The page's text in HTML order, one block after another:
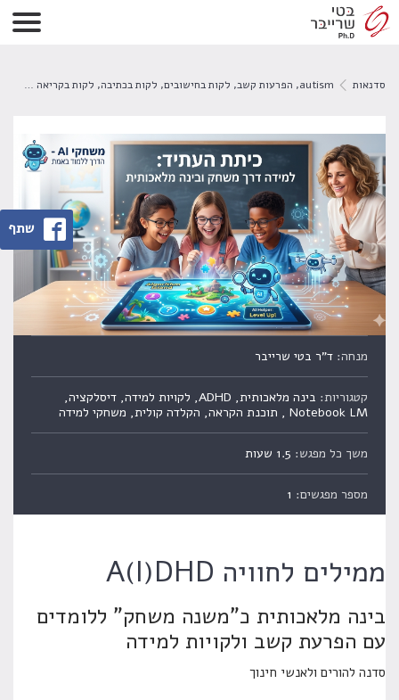
סדנאות autism
, הפרעות קשב, לקות בחישובים, לקות בכתיבה, לקות בקריאה
מנחה: ד"ר בטי שרייבר
קטגוריות:
בינה מלאכותית, ADHD, לקויות למידה, דיסלקציה,
Notebook LM , תוכנת הקראה, הקלדה קולית, משחקי למידה
משך כל מפגש: 1.5 שעות
מספר מפגשים: 1
ממילים לחוויה A(I)DHD
בינה מלאכותית כ"משנה משחק" ללומדים
עם הפרעת קשב ולקויות למידה
סדנה להורים ולאנשי חינוך
שתף